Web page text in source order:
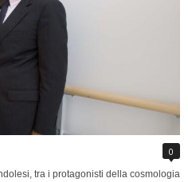
0
tra i protagonisti della cosmologia